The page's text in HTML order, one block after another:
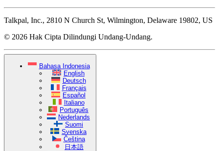
Talkpal, Inc., 2810 N Church St, Wilmington, Delaware 19802, US
© 2026 Hak Cipta Dilindungi Undang-Undang.
Bahasa Indonesia
English
Deutsch
Français
Español
Italiano
Português
Nederlands
Suomi
Svenska
Čeština
日本語